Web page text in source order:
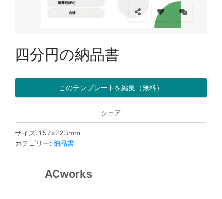
四分円の納品書
このテンプレートを編集（無料）
シェア
サイズ:157x223mm
カテゴリー: 納品書
ACworks